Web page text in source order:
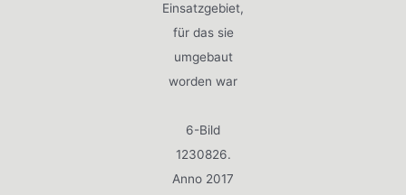
Einsatzgebiet,
für das sie
umgebaut
worden war
6-Bild
1230826.
Anno 2017